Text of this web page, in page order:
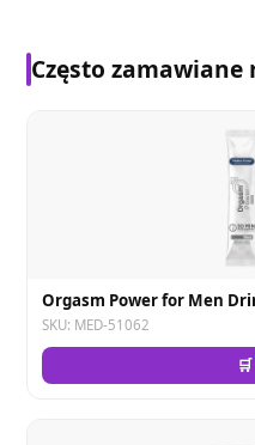
Często zamawiane
Orgasm Power for Men
SKU: MED-51062